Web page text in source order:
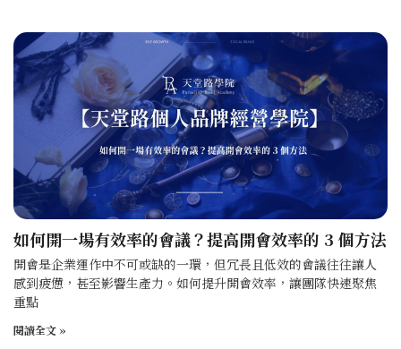
如何開一場有效率的會議？提高開會效率的 3 個方法
開會是企業運作中不可或缺的一環，但冗長且低效的會議往往讓人
感到疲憊，甚至影響生產力。如何提升開會效率，讓團隊快速聚焦
重點
閱讀全文 »